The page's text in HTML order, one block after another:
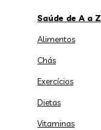
Saúde de A a Z
Alimentos
Chás
Exercícios
Dietas
Vitaminas